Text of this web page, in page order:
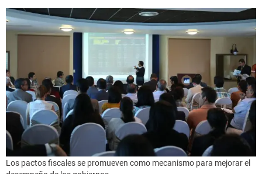
Los pactos fiscales se promueven como mecanismo para mejorar el